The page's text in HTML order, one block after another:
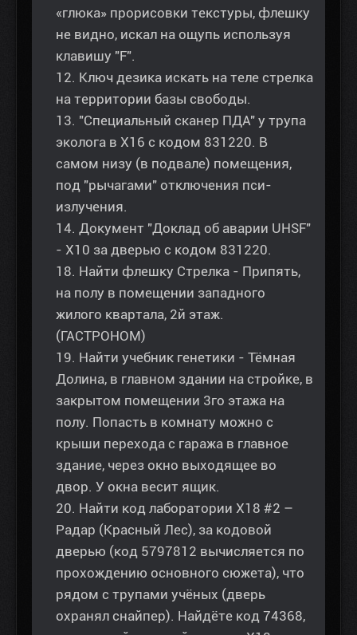
«глюка» прорисовки текстуры, флешку
не видно, искал на ощупь используя
клавишу "F".
12. Ключ дезика искать на теле стрелка
на территории базы свободы.
13. "Специальный сканер ПДА" у трупа
эколога в Х16 с кодом 831220. В
самом низу (в подвале) помещения,
под "рычагами" отключения пси-
излучения.
14. Документ "Доклад об аварии UHSF"
- Х10 за дверью с кодом 831220.
18. Найти флешку Стрелка - Припять,
на полу в помещении западного
жилого квартала, 2й этаж.
(ГАСТРОНОМ)
19. Найти учебник генетики - Тёмная
Долина, в главном здании на стройке, в
закрытом помещении 3го этажа на
полу. Попасть в комнату можно с
крыши перехода с гаража в главное
здание, через окно выходящее во
двор. У окна весит ящик.
20. Найти код лаборатории Х18 #2 –
Радар (Красный Лес), за кодовой
дверью (код 5797812 вычисляется по
прохождению основного сюжета), что
рядом с трупами учёных (дверь
охранял снайпер). Найдёте код 74368,